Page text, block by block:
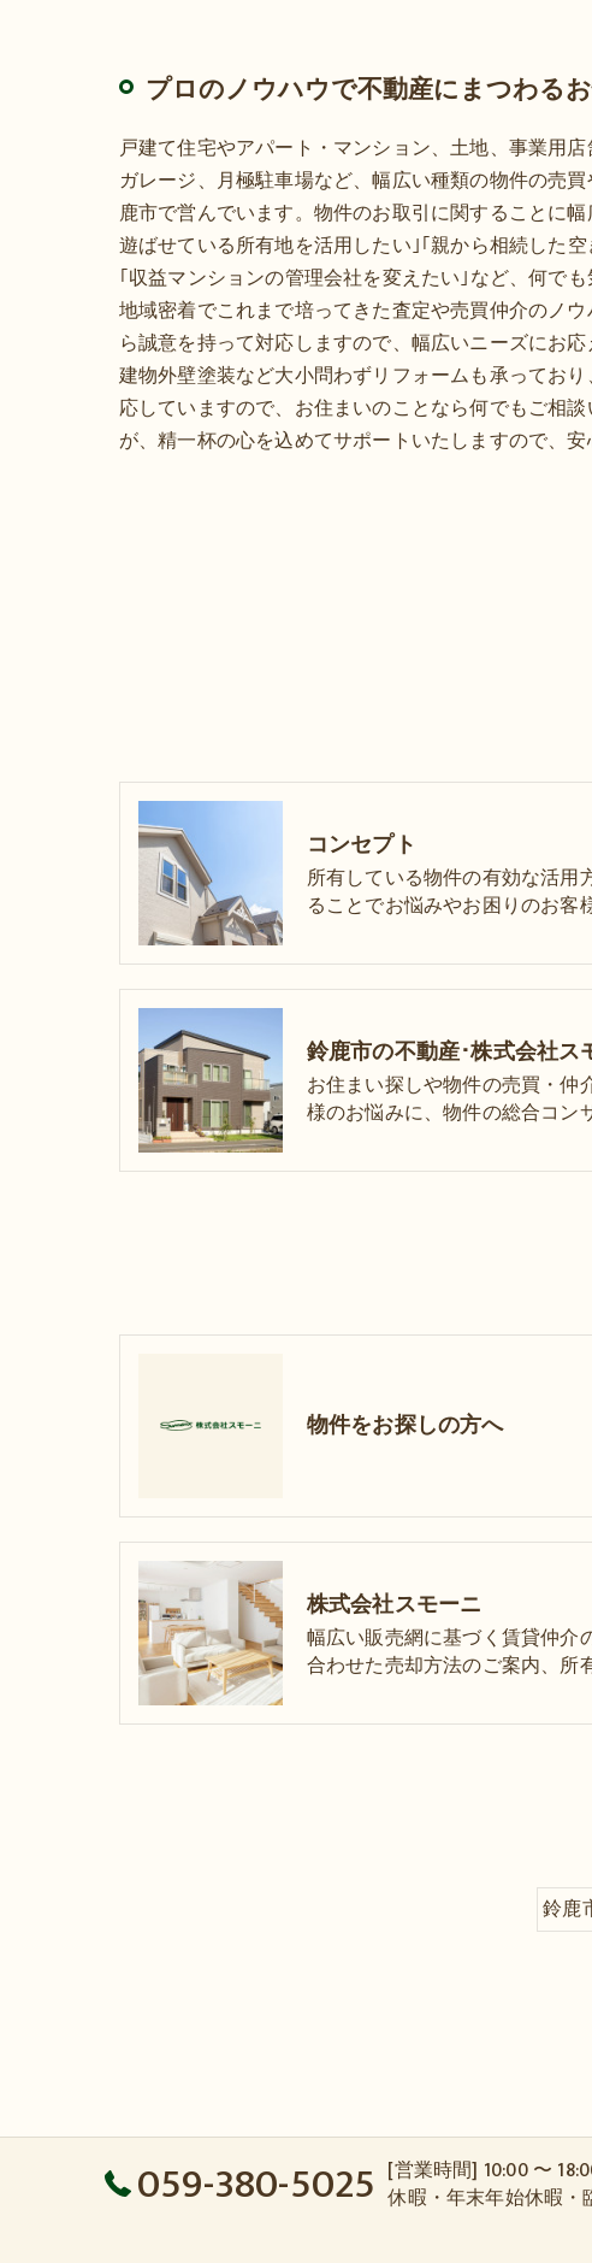
プロのノウハウで不動産にまつわる
戸建て住宅やアパート・マンション、土地、事業用
ガレージ、月極駐車場など、幅広い種類の物件の売
鹿市で営んでいます。物件のお取引に関することに
遊ばせている所有地を活用したい｣｢親から相続した
｢収益マンションの管理会社を変えたい｣など、何で
地域密着でこれまで培ってきた査定や売買仲介のノ
ら誠意を持って対応しますので、幅広いニーズにお
建物外壁塗装など大小問わずリフォームも承ってお
応していますので、お住まいのことなら何でもご相
が、精一杯の心を込めてサポートいたしますので、安
コンセプト
所有している物件の有効な活用
ることでお悩みやお困りのお客
お住まい探しや物件の売買・仲
様のお悩みに、物件の総合コン
物件をお探しの方へ
株式会社スモーニ
幅広い販売網に基づく賃貸仲介
合わせた売却方法のご案内、所
鈴鹿
059-380-5025 [営業時間] 10:00 〜
休暇・年末年始休暇・